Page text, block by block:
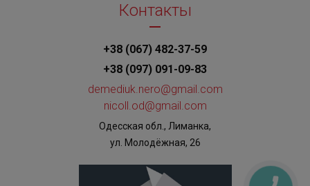
Контакты
+38 (067) 482-37-59
+38 (097) 091-09-83
demediuk.nero@gmail.com
nicoll.od@gmail.com
Одесская обл., Лиманка,
ул. Молодёжная, 26